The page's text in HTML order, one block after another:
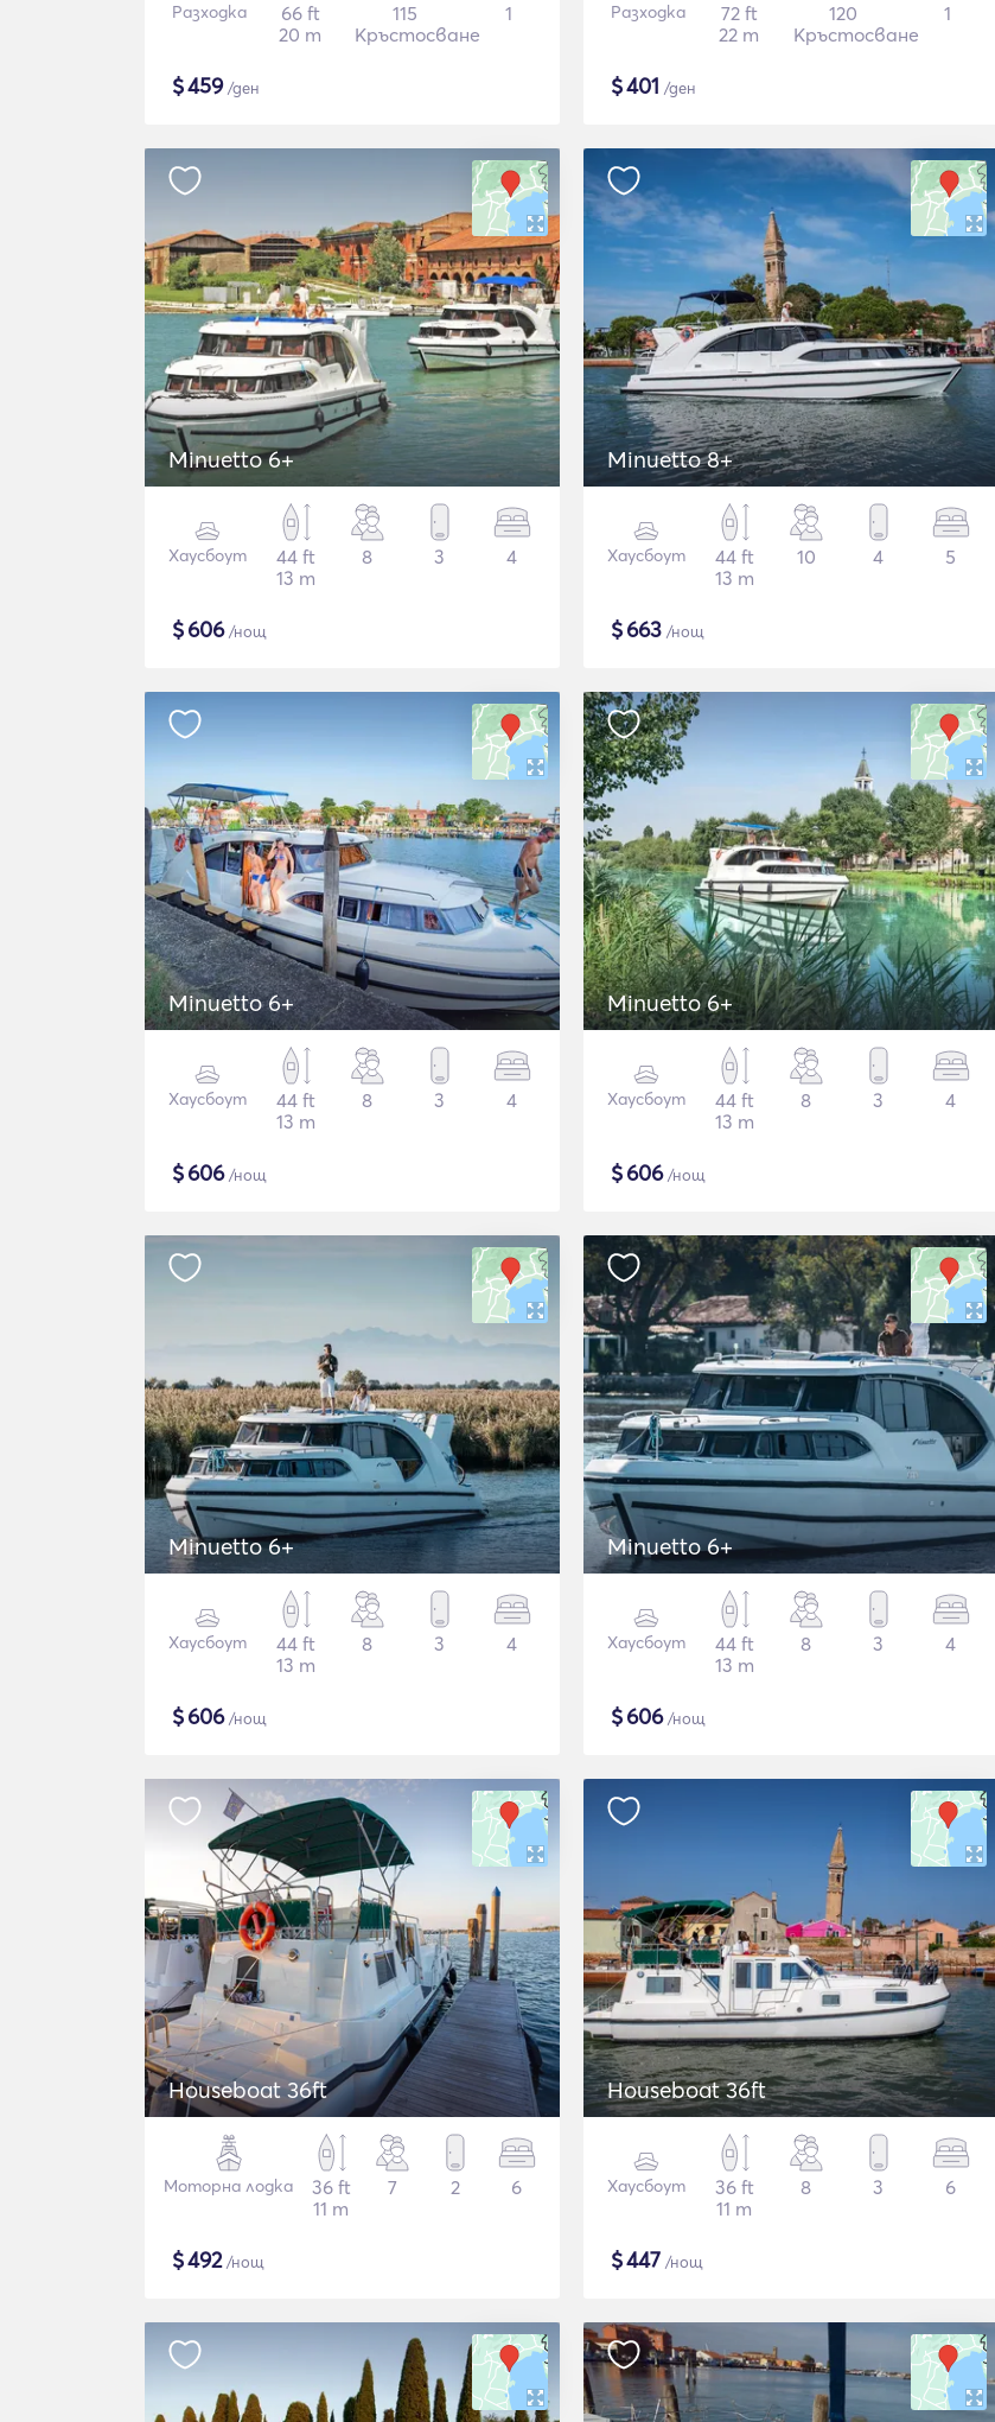
Разходка
66 ft
20 m
115
Кръстосване
1
$459/ден
Разходка
72 ft
22 m
120
Кръстосване
1
$401 /ден
Minuetto 6+
Хаусбоут
44 ft
13 m
8 3 4
$606/нощ
Minuetto 8+
Хаусбоут
44 ft
13 m
10 4 5
$663 /нощ
Minuetto 6+
Хаусбоут
44 ft
13 m
8 3 4
$606/нощ
Minuetto 6+
Хаусбоут
44 ft
13 m
8 3 4
$606/нощ
Minuetto 6+
Хаусбоут
44 ft
13 m
8 3 4
$606/нощ
Minuetto 6+
Хаусбоут
44 ft
13 m
8 3 4
$606/нощ
Houseboat 36ft
Моторна лодка
36 ft
11 m
7 2 6
$492/нощ
Houseboat 36ft
Хаусбоут
36 ft
11 m
8 3 6
$447 /нощ